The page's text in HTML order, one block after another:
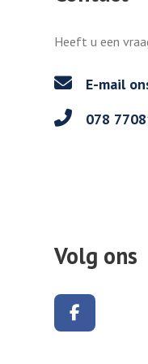
Heeft u een
E-mail
078
Volg ons